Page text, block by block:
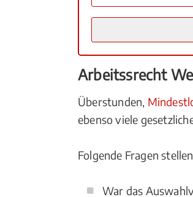
Arbeitssrecht
Überstunden,
ebenso viele
Folgende Fragen
War das